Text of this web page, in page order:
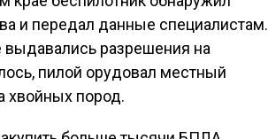
и передал данные специалистам.
выдавались разрешения на
пилой орудовал местный
хвойных пород.